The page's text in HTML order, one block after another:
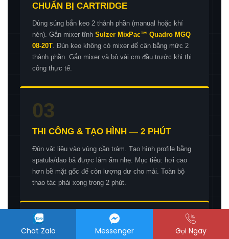
CHUẨN BỊ CARTRIDGE
Dùng súng bắn keo 2 thành phần (manual hoặc khí
nén). Gắn mixer tĩnh Sulzer MixPac™ Quadro MGQ
08-20T . Đùn keo không có mixer để cân bằng mức 2
thành phần. Gắn mixer và bỏ vài cm đầu trước khi thi
công thực tế.
03
THI CÔNG & TẠO HÌNH — 2 PHÚT
Đùn vật liệu vào vùng cần trám. Tạo hình profile bằng
spatula/dao bả được làm ẩm nhẹ. Mục tiêu: hơi cao
hơn bề mặt gốc để còn lượng dư cho mài. Toàn bộ
thao tác phải xong trong 2 phút.
04
Chat Zalo Messenger Gọi Ngay